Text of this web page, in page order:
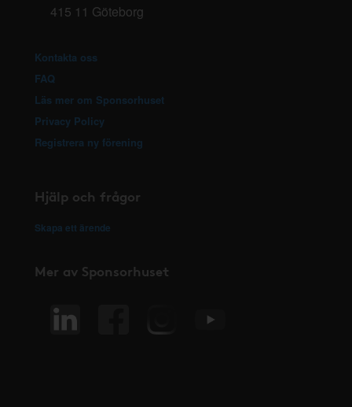
415 11 Göteborg
Kontakta oss
FAQ
Läs mer om Sponsorhuset
Privacy Policy
Registrera ny förening
Hjälp och frågor
Skapa ett ärende
Mer av Sponsorhuset